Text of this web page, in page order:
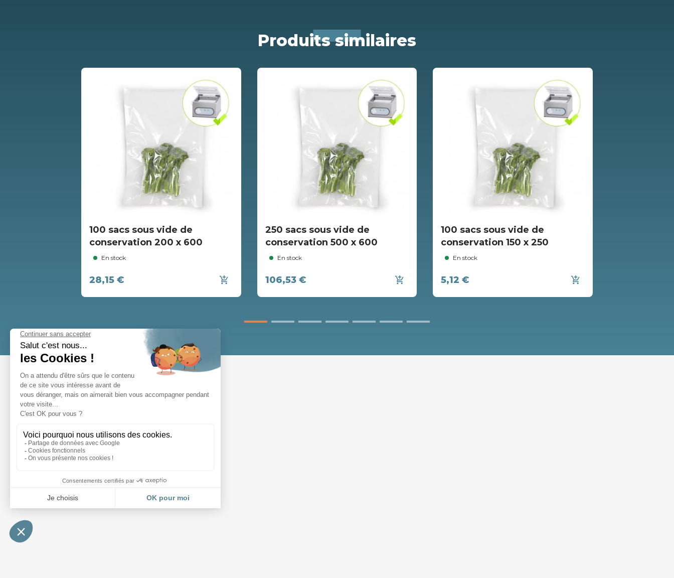
Produits similaires
100 sacs sous vide de
conservation 200 x 600
En stock
28,15 € add_shopping_cart
250 sacs sous vide de
conservation 500 x 600
En stock
106,53 € add_shopping_cart
100 sacs sous vide de
conservation 150 x 250
En stock
5,12 € add_shopping_cart